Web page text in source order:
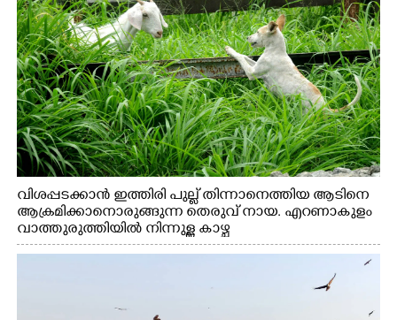
വിശപ്പടക്കാൻ ഇത്തിരി പുല്ല് തിന്നാനെത്തിയ ആടിനെ
ആക്രമിക്കാനൊരുങ്ങുന്ന തെരുവ് നായ. എറണാകുളം
വാത്തുരുത്തിയിൽ നിന്നുള്ള കാഴ്ച